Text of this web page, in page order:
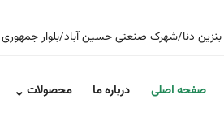
صفحه اصلی درباره ما محصولات